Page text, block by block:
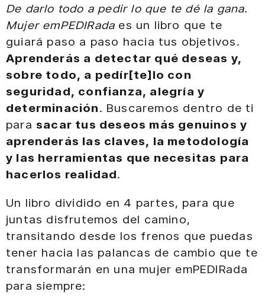
De darlo todo a pedir lo que te dé la gana.
Mujer emPEDIRada es un libro que te
guiará paso a paso hacia tus objetivos.
Aprenderás a detectar qué deseas y,
sobre todo, a pedír[te]lo con
seguridad, confianza, alegría y
determinación. Buscaremos dentro de ti
para sacar tus deseos más genuinos y
aprenderás las claves, la metodología
y las herramientas que necesitas para
hacerlos realidad.
Un libro dividido en 4 partes, para que
juntas disfrutemos del camino,
transitando desde los frenos que puedas
tener hacia las palancas de cambio que te
transformarán en una mujer emPEDIRada
para siempre: